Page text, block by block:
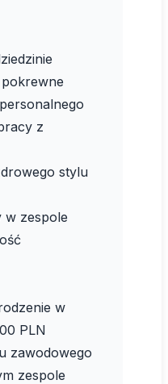
z
stylu
w zespole
w
PLN
zawodowego
zespole